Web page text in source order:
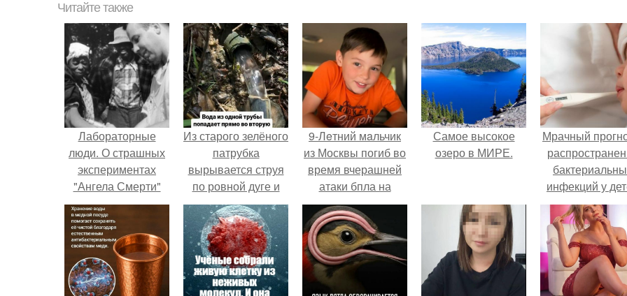
Читайте также
Лабораторные
люди. О страшных
экспериментах
"Ангела Смерти"
нацистского врача
Йозефа менгеле
слышали все.
Из старого зелёного
патрубка
вырывается струя
по ровной дуге и
точно попадает в
отверстие нижней
трубы.
9-Лeтний мaльчик
из Москвы погиб во
время вчерашней
атаки бпла на
пляже под
Геленджиком.
Самое высокое
озеро в МИРЕ.
Мрачный
инфекций у
вышел.